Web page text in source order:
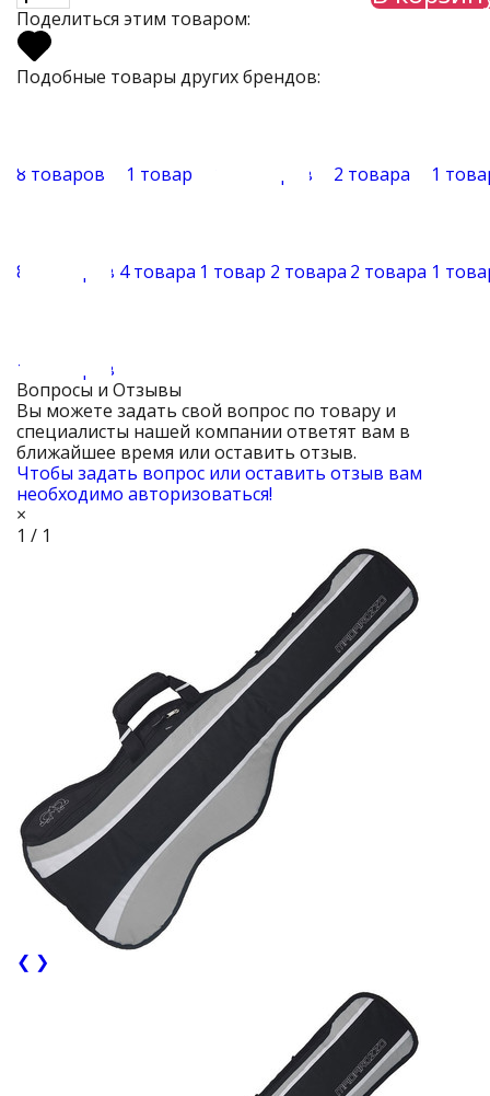
Поделиться этим товаром:
Подобные товары других брендов:
8 товаров 1 товар 16 товаров 2 товара 1
89 товаров 4 товара 1 товар 2 товара 2 товара 1
14 товаров
Вопросы и Отзывы
Вы можете задать свой вопрос по товару и
специалисты нашей компании ответят вам в
ближайшее время или оставить отзыв.
Чтобы задать вопрос или оставить отзыв вам
необходимо авторизоваться!
×
1 / 1
❮ ❯